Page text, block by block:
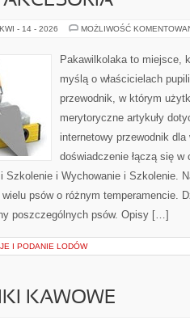
KWI - 14 - 2026 MOŻLIWOŚĆ
Pakawilkolaka to miejsce,
myślą o właścicielach
przewodnik, w którym
merytoryczne artykuły
internetowy przewodnik
doświadczenie łączą się
Szkolenie i Wychowanie i Szkolenie.
psów o różnym temperamencie.
poszczególnych psów. Opisy […]
I PODANIE LODÓW
KAWOWE